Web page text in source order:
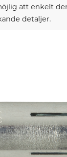
att enkelt
detaljer.